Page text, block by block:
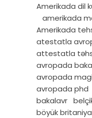
Amerikada dil
amerikada
Amerikada
atestatla
attestatla
avropada
avropada
avropada phd
bakalavr
böyük